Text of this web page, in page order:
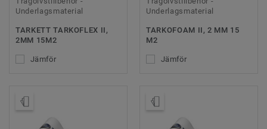
Underlagsmaterial
TARKETT TARKOFLEX II,
2MM 15M2
Jämför
Underlagsmaterial
TARKOFOAM II, 2 MM 15
M2
Jämför